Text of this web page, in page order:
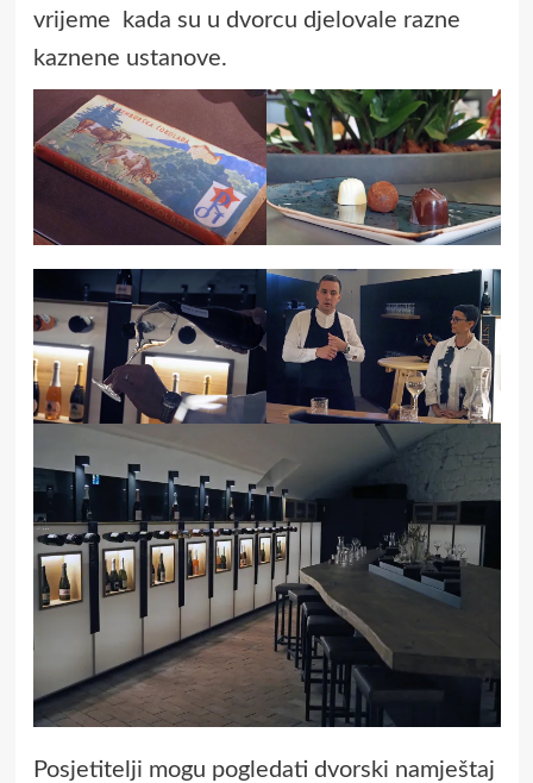
vrijeme kada su u dvorcu djelovale razne
kaznene ustanove.
Posjetitelji mogu pogledati dvorski namještaj